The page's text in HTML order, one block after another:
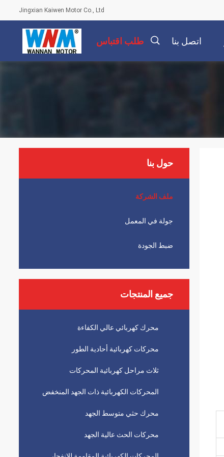
Jingxian Kaiwen Motor Co., Ltd
اتصل بنا طلب اقتباس
حول بنا
ملف الشركة
جولة في المعمل
ضبط الجودة
جميع المنتجات
محرك كهربائي عالي الكفاءة
محركات كهربائية أحادية الطور
ثلاث مراحل كهربائية المحركات
المحركات الكهربائية ذات الجهد المنخفض
محرك حثي متوسط ​​الجهد
محركات الحث عالية الجهد